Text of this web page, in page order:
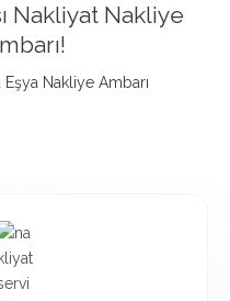
Nakliyat Nakliye
Nakliye Ambarı